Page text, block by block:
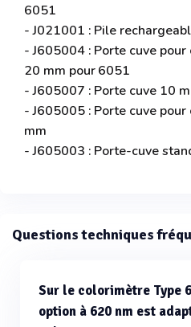
6051
- J021001 : Pile
- J605004 : Porte cuve
20 mm pour 6051
- J605007 : Porte cuve 10
- J605005 : Porte cuve
mm
- J605003 : Porte-cuve
Questions techniques
Sur le colorimètre Type
option à 620 nm est